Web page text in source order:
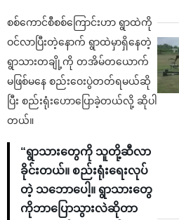
စစ်ကောင်စီစစ်ကြောင်းဟာ ရွာထဲကို
ဝင်လာပြီး‌တဲ့‌နောက် ရွာထဲမှာရှိနေတဲ့
ရွာသားတချို့ကို တအိမ်တယောက်
မဖြစ်မနေ စည်းဝေးပွဲတတ်ရမယ်ဆို
ပြီး စည်းရုံးဟောပြောခဲ့တယ်လို့ ဆိုပါ
တယ်။
“ရွာသားတွေကို သူတို့ဆီလာ
ခိုင်းတယ်။ စည်းရုံးရေးလုပ်
တဲ့ သဘောပေါ့။ ရွာသားတွေ
ကိုဘာပြောသွားလဲဆိုတာ